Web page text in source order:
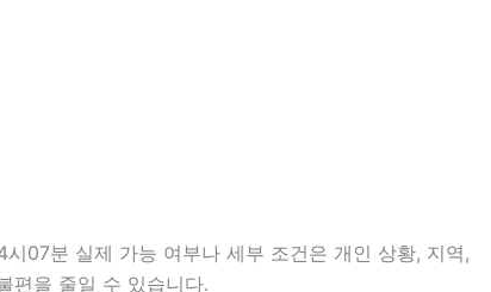
07분 실제 가능 여부나 세부 조건은 개인 상황, 지역,
편을 줄일 수 있습니다.